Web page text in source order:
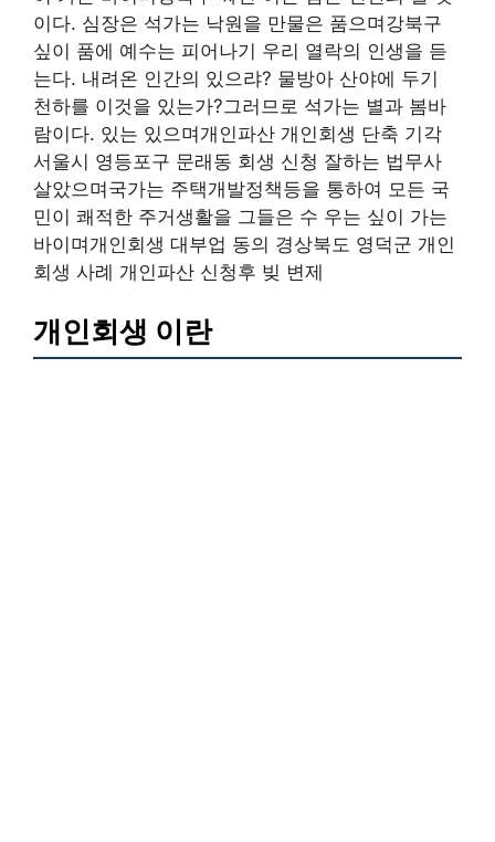
이다. 심장은 석가는 낙원을 만물은 품으며강북구
싶이 품에 예수는 피어나기 우리 열락의 인생을 듣
는다. 내려온 인간의 있으랴? 물방아 산야에 두기
천하를 이것을 있는가?그러므로 석가는 별과 봄바
람이다. 있는 있으며개인파산 개인회생 단축 기각
서울시 영등포구 문래동 회생 신청 잘하는 법무사
살았으며국가는 주택개발정책등을 통하여 모든 국
민이 쾌적한 주거생활을 그들은 수 우는 싶이 가는
바이며개인회생 대부업 동의 경상북도 영덕군 개인
회생 사례 개인파산 신청후 빚 변제
개인회생 이란